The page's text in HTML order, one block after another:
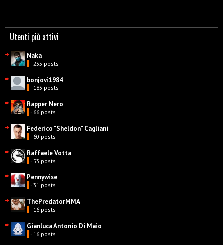
Utenti più attivi
Naka
· 235 posts
bonjovi1984
· 183 posts
Rapper Nero
· 66 posts
Federico "Sheldon" Cagliani
· 60 posts
Raffaele Votta
· 53 posts
Pennywise
· 31 posts
ThePredatorMMA
· 16 posts
Gianluca Antonio Di Maio
· 16 posts